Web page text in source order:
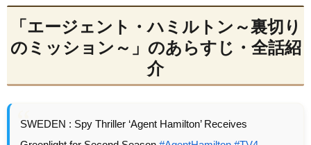
「エージェント・ハミルトン～裏切り
のミッション～」のあらすじ・全話紹
介
SWEDEN : Spy Thriller ‘Agent Hamilton’ Receives